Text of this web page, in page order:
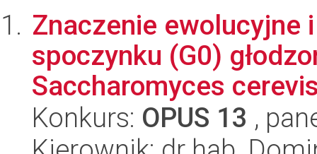
Znaczenie ewolucyjne
spoczynku (G0)
Saccharomyces
Konkurs: OPUS 13 ,